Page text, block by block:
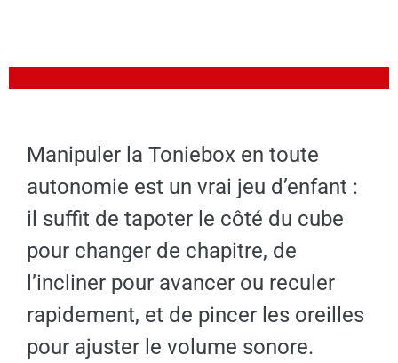
Manipuler la Toniebox en toute
autonomie est un vrai jeu d’enfant :
il suffit de tapoter le côté du cube
pour changer de chapitre, de
l’incliner pour avancer ou reculer
rapidement, et de pincer les oreilles
pour ajuster le volume sonore.